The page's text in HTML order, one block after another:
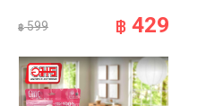
฿599 ฿ 429